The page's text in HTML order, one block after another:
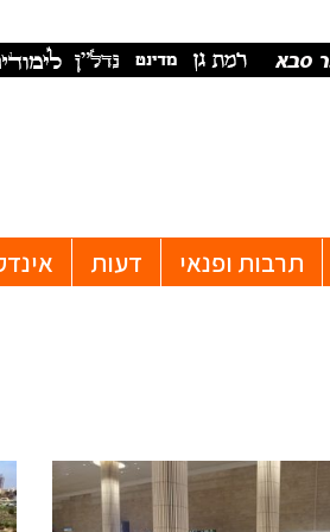
תרבות ופנאי דעות